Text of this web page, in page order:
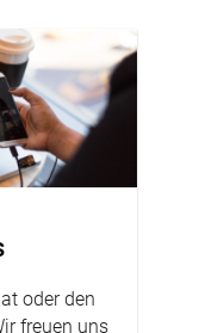
oder den
freuen uns